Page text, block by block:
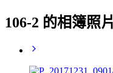
106-2 的相簿照片